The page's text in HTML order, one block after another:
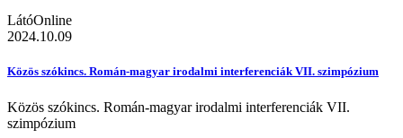
LátóOnline
2024.10.09
Közös szókincs. Román-magyar irodalmi interferenciák VII. szimpózium
Közös szókincs. Román-magyar irodalmi interferenciák VII.
szimpózium